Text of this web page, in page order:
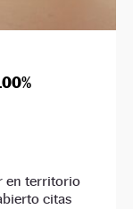
en territorio
citas